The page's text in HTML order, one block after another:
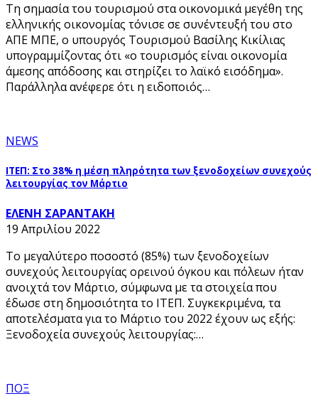
Τη σημασία του τουρισμού στα οικονομικά μεγέθη της
ελληνικής οικονομίας τόνισε σε συνέντευξή του στο
ΑΠΕ ΜΠΕ, ο υπουργός Τουρισμού Βασίλης Κικίλιας
υπογραμμίζοντας ότι «ο τουρισμός είναι οικονομία
άμεσης απόδοσης και στηρίζει το λαϊκό εισόδημα».
Παράλληλα ανέφερε ότι η ειδοποιός…
NEWS
ΙΤΕΠ: Στο 38% η μέση πληρότητα των ξενοδοχείων συνεχούς
λειτουργίας τον Μάρτιο
ΕΛΕΝΗ ΣΑΡΑΝΤΑΚΗ
19 Απριλίου 2022
Το μεγαλύτερο ποσοστό (85%) των ξενοδοχείων
συνεχούς λειτουργίας ορεινού όγκου και πόλεων ήταν
ανοιχτά τον Μάρτιο, σύμφωνα με τα στοιχεία που
έδωσε στη δημοσιότητα το ΙΤΕΠ. Συγκεκριμένα, τα
αποτελέσματα για το Μάρτιο του 2022 έχουν ως εξής:
Ξενοδοχεία συνεχούς λειτουργίας:…
ΠΟΞ